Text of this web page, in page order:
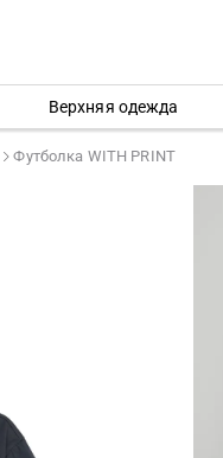
Верхняя одежда
Футболка WITH PRINT